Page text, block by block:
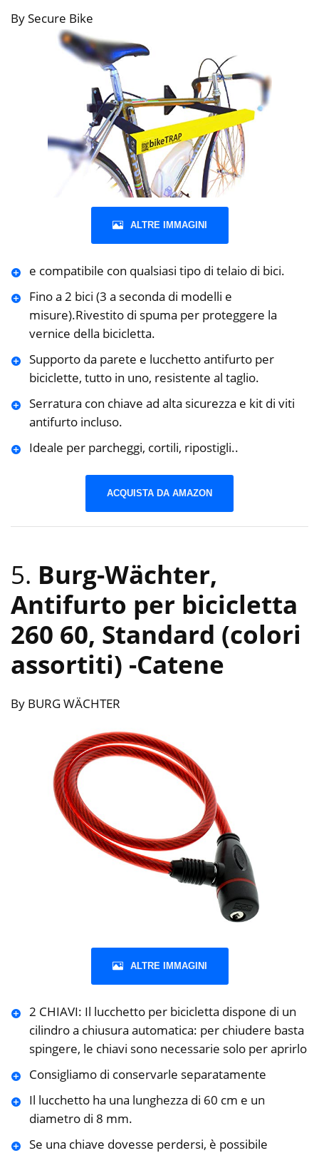
By Secure Bike
ALTRE IMMAGINI
e compatibile con qualsiasi tipo di telaio di bici.
Fino a 2 bici (3 a seconda di modelli e
misure).Rivestito di spuma per proteggere la
vernice della bicicletta.
Supporto da parete e lucchetto antifurto per
biciclette, tutto in uno, resistente al taglio.
Serratura con chiave ad alta sicurezza e kit di viti
antifurto incluso.
Ideale per parcheggi, cortili, ripostigli..
ACQUISTA DA AMAZON
5. Burg-Wächter,
Antifurto per bicicletta
260 60, Standard (colori
assortiti) -Catene
By BURG WÄCHTER
ALTRE IMMAGINI
2 CHIAVI: Il lucchetto per bicicletta dispone di un
cilindro a chiusura automatica: per chiudere basta
spingere, le chiavi sono necessarie solo per aprirlo
Consigliamo di conservarle separatamente
Il lucchetto ha una lunghezza di 60 cm e un
diametro di 8 mm.
Se una chiave dovesse perdersi, è possibile